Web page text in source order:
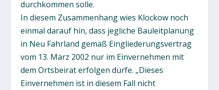
durchkommen solle.
In diesem Zusammenhang wies Klockow noch
einmal darauf hin, dass jegliche Bauleitplanung
in Neu Fahrland gemäß Eingliederungsvertrag
vom 13. März 2002 nur im Einvernehmen mit
dem Ortsbeirat erfolgen dürfe. „Dieses
Einvernehmen ist in diesem Fall nicht